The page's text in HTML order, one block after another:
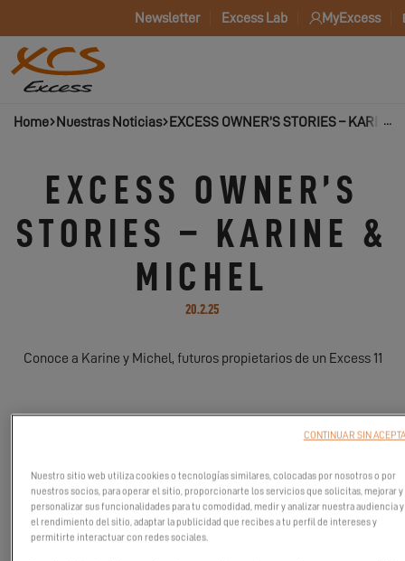
Newsletter Excess Lab MyExcess
Home Nuestras Noticias EXCESS OWNER’S STORIES – KARINE
EXCESS OWNER’S
STORIES – KARINE &
MICHEL
20.2.25
Conoce a Karine y Michel, futuros propietarios de un Excess 11
Nuestro sitio web utiliza cookies o tecnologías similares, colocadas por nosotros o por
nuestros socios, para operar el sitio, proporcionarte los servicios que solicitas, mejorar y
personalizar sus funcionalidades para tu comodidad, medir y analizar nuestra audiencia y
el rendimiento del sitio, adaptar la publicidad que recibes a tu perfil de intereses y
permitirte interactuar con redes sociales.
CONTINUAR SIN